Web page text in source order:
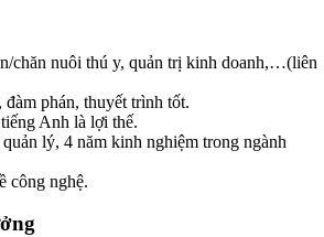
chăn nuôi thú y, quản trị kinh doanh,…(liên
phán, thuyết trình tốt.
Anh là lợi thế.
lý, 4 năm kinh nghiệm trong ngành
công nghệ.